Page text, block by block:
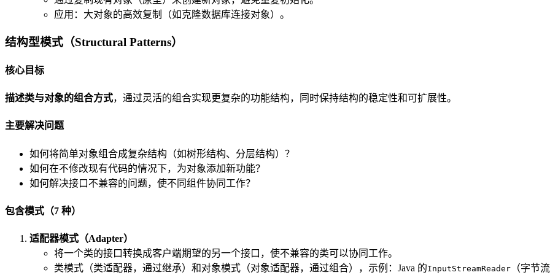
应用：大对象的高效复制（如克隆数据库连接对象）。
结构型模式（Structural Patterns）
核心目标
描述类与对象的组合方式，通过灵活的组合实现更复杂的功能结构，同时保持结构的稳定性和可扩展性。
主要解决问题
如何将简单对象组合成复杂结构（如树形结构、分层结构）？
如何在不修改现有代码的情况下，为对象添加新功能？
如何解决接口不兼容的问题，使不同组件协同工作？
包含模式（7 种）
适配器模式（Adapter）
将一个类的接口转换成客户端期望的另一个接口，使不兼容的类可以协同工作。
类模式（类适配器，通过继承）和对象模式（对象适配器，通过组合），示例：Java 的InputStreamReader （字节